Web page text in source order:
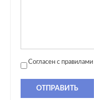
Согласен с правилами
ОТПРАВИТЬ